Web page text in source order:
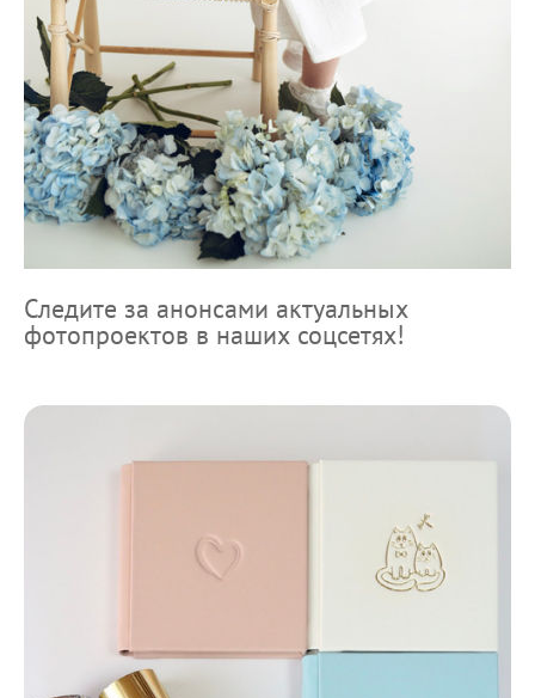
Следите за анонсами актуальных
фотопроектов в наших соцсетях!